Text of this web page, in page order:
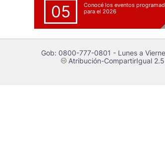
05
Conocé los eventos
para el 2026
Gob: 0800-777-0801 - Lunes a
cAtribución-CompartirIgual